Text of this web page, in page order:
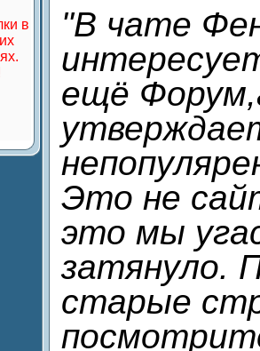
"В чате
ещё
Это не
это мы
затянуло.
старые